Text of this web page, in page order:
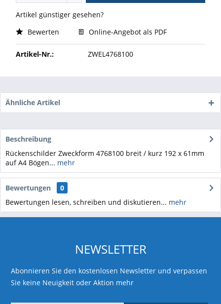
Artikel günstiger gesehen?
Bewerten
Online-Angebot als PDF
Artikel-Nr.: ZWEL4768100
Ähnliche Artikel
Beschreibung
Rückenschilder Zweckform 4768100 breit / kurz 192 x 61mm
auf A4 Bögen... mehr
Bewertungen
0
Bewertungen lesen, schreiben und diskutieren... mehr
NEWSLETTER
Abonnieren Sie den kostenlosen Newsletter und verpassen
Sie keine Neuigkeit oder Aktion mehr